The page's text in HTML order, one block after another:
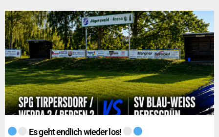
Es geht endlich wieder los!